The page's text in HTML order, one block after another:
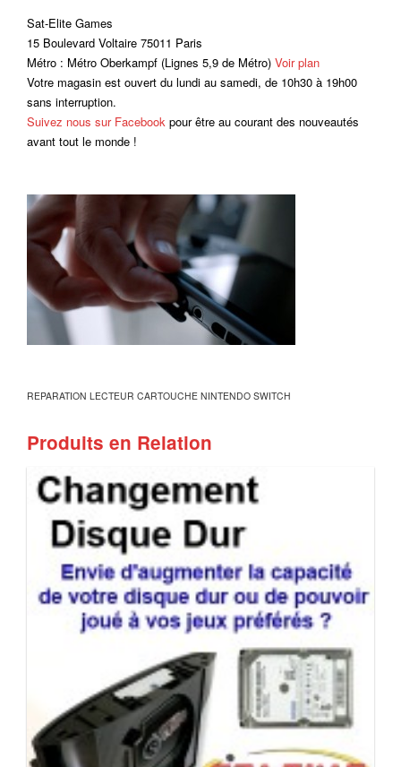
Sat-Elite Games
15 Boulevard Voltaire 75011 Paris
Métro : Métro Oberkampf (Lignes 5,9 de Métro) Voir plan
Votre magasin est ouvert du lundi au samedi, de 10h30 à 19h00
sans interruption.
Suivez nous sur Facebook pour être au courant des nouveautés
avant tout le monde !
REPARATION LECTEUR CARTOUCHE NINTENDO SWITCH
Produits en Relation